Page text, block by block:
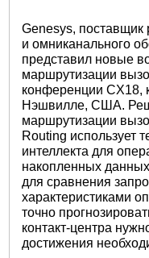
Genesys, поставщик
и омниканального
представил новые
маршрутизации
конференции CX18,
Нэшвилле, США.
маршрутизации
Routing использует
интеллекта для
накопленных
для сравнения
характеристиками
точно
контакт-центра
достижения